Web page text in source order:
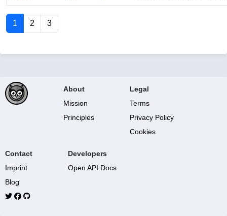
1 2 3
About
Mission
Principles
Legal
Terms
Privacy Policy
Cookies
Contact
Imprint
Blog
Developers
Open API Docs